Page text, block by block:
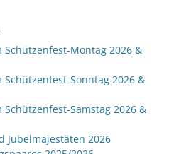
Schützenfest-Montag 2026 &
Schützenfest-Sonntag 2026 &
Samstag 2026 &
Jubelmajestäten 2026